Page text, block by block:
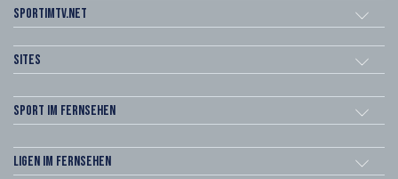
sportimtv.net
Sites
Sport im Fernsehen
Ligen im Fernsehen